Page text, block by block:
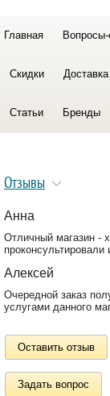
Главная
Скидки
Статьи Бренды
Отзывы
Анна
Отличный магазин -
Алексей
Очередной заказ
услугами данного
Оставить отзыв
Задать вопрос